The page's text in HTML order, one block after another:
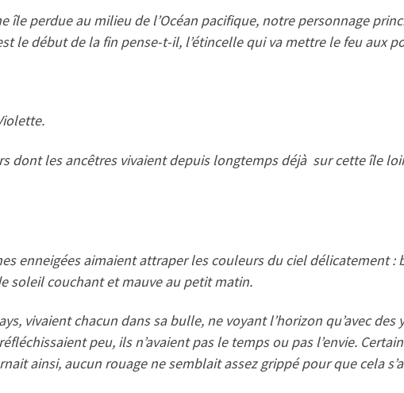
île perdue au milieu de l’Océan pacifique, notre personnage
le début de la fin pense-t-il, l’étincelle qui va mettre le feu aux
dont les ancêtres vivaient depuis longtemps déjà sur cette île
enneigées aimaient attraper les couleurs du ciel délicatement
soleil couchant et mauve au petit matin.
vivaient chacun dans sa bulle, ne voyant l’horizon qu’avec
peu, ils n’avaient pas le temps ou pas l’envie.
ainsi, aucun rouage ne semblait assez grippé pour que cela